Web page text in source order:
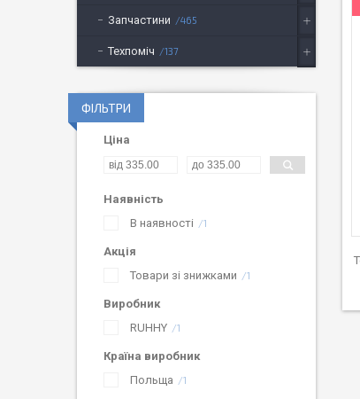
Запчастини 465
Техпоміч 137
ФІЛЬТРИ
Ціна
Наявність
В наявності
1
Акція
Товари зі знижками
1
Виробник
RUHHY
1
Країна виробник
Польща
1